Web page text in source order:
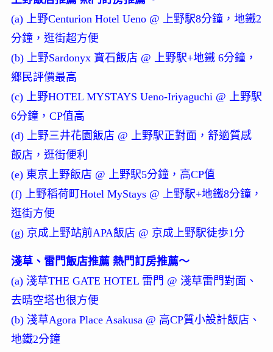
(a) 上野Centurion Hotel Ueno @ 上野駅8分鐘，地鐵2
分鐘，逛街超方便
(b) 上野Sardonyx 寶石飯店 @ 上野駅+地鐵 6分鐘，
鄉民評價最高
(c) 上野HOTEL MYSTAYS Ueno-Iriyaguchi @ 上野駅
6分鐘，CP值高
(d) 上野三井花園飯店 @ 上野駅正對面，舒適質感
飯店，逛街便利
(e) 東京上野飯店 @ 上野駅5分鐘，高CP值
(f) 上野稻荷町Hotel MyStays @ 上野駅+地鐵8分鐘，
逛街方便
(g) 京成上野站前APA飯店 @ 京成上野駅徒歩1分
淺草、雷門飯店推薦 熱門訂房推薦～
(a) 淺草THE GATE HOTEL 雷門 @ 淺草雷門對面、
去晴空塔也很方便
(b) 淺草Agora Place Asakusa @ 高CP質小設計飯店、
地鐵2分鐘